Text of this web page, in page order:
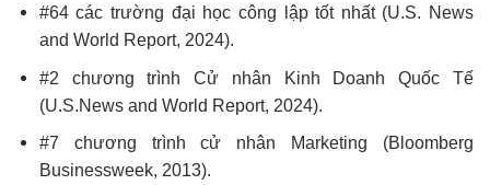
#64 các trường đại học công lập tốt nhất (U.S. News
and World Report, 2024).
#2 chương trình Cử nhân Kinh Doanh Quốc Tế
(U.S.News and World Report, 2024).
#7 chương trình cử nhân Marketing (Bloomberg
Businessweek, 2013).